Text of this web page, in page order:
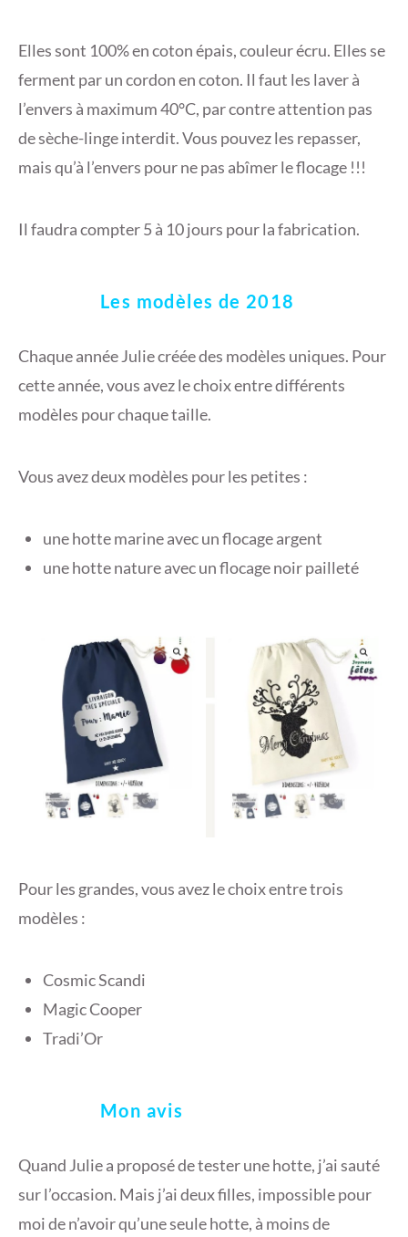
Elles sont 100% en coton épais, couleur écru. Elles se
ferment par un cordon en coton. Il faut les laver à
l’envers à maximum 40°C, par contre attention pas
de sèche-linge interdit. Vous pouvez les repasser,
mais qu’à l’envers pour ne pas abîmer le flocage !!!
Il faudra compter 5 à 10 jours pour la fabrication.
Les modèles de 2018
Chaque année Julie créée des modèles uniques. Pour
cette année, vous avez le choix entre différents
modèles pour chaque taille.
Vous avez deux modèles pour les petites :
une hotte marine avec un flocage argent
une hotte nature avec un flocage noir pailleté
Pour les grandes, vous avez le choix entre trois
modèles :
Cosmic Scandi
Magic Cooper
Tradi’Or
Mon avis
Quand Julie a proposé de tester une hotte, j’ai sauté
sur l’occasion. Mais j’ai deux filles, impossible pour
moi de n’avoir qu’une seule hotte, à moins de